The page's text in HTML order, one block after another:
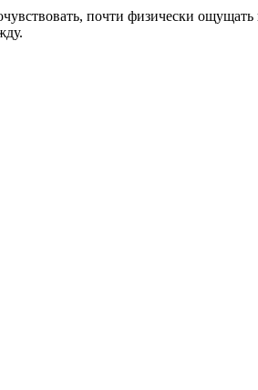
почти физически ощущать